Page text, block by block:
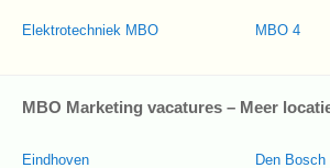
Elektrotechniek MBO MBO 4
MBO Marketing vacatures – Meer
Eindhoven Den Bosch